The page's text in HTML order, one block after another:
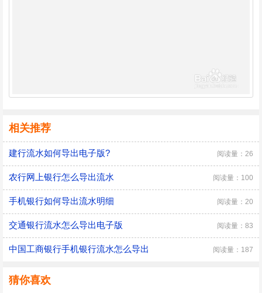
相关推荐
建行流水如何导出电子版? 阅读量：26
农行网上银行怎么导出流水 阅读量：100
手机银行如何导出流水明细 阅读量：20
交通银行流水怎么导出电子版 阅读量：83
中国工商银行手机银行流水怎么导出 阅读量：187
猜你喜欢